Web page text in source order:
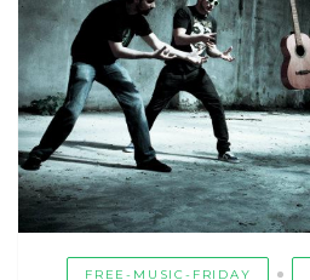
FREE-MUSIC-FRIDAY